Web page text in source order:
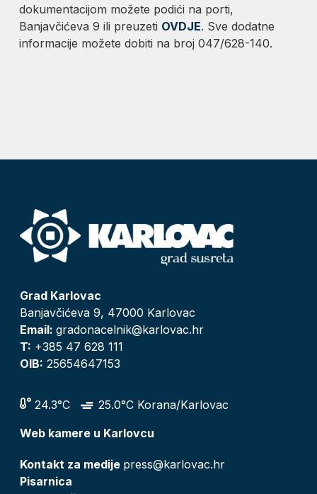
dokumentacijom možete podići na porti,
Banjavčićeva 9 ili preuzeti OVDJE. Sve dodatne
informacije možete dobiti na broj 047/628-140.
Grad Karlovac
Banjavčićeva 9, 47000 Karlovac
Email: gradonacelnik@karlovac.hr
T: +385 47 628 111
OIB: 25654647153
24.3°C
25.0°C Korana/Karlovac
Web kamere u Karlovcu
Kontakt za medije press@karlovac.hr
Pisarnica